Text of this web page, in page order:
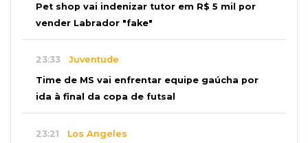
Pet shop vai indenizar tutor em R$ 5 mil por
vender Labrador "fake"
23:33 Juventude
Time de MS vai enfrentar equipe gaúcha por
ida à final da copa de futsal
23:21 Los Angeles